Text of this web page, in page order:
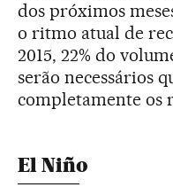
dos próximos
o ritmo atual de
2015, 22% do
serão necessários
completamente os
El Niño